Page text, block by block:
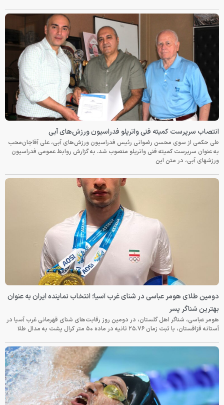
انتصاب سرپرست کمیته فنی واترپلو فدراسیون ورزش‌های آبی
طی حکمی از سوی محسن رضوانی رئیس فدراسیون ورزش‌های آبی، علی آقاجان‌محب
به عنوان سرپرست کمیته فنی واترپلو منصوب شد. به گزارش روابط عمومی فدراسیون
ورزشهای آبی، در متن این
دومین طلای هومر عباسی در شنای غرب آسیا؛ انتخاب نماینده ایران به عنوان
بهترین شناگر پسر
هومر عباسی، شناگر اهل گلستان، در دومین روز رقابت‌های شنای قهرمانی غرب آسیا در
آستانه قزاقستان، با ثبت زمان ۲۵.۷۶ ثانیه در ماده ۵۰ متر کرال پشت به مدال طلا